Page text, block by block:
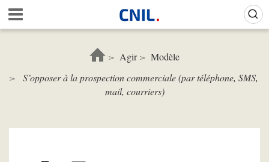
Aller
au
contenu
c
i
N
Agir
Modèle
S’opposer à la prospection commerciale (par téléphone, SMS,
mail, courriers)
Gestion de vos préférences sur les cookies (témoins de connexion)